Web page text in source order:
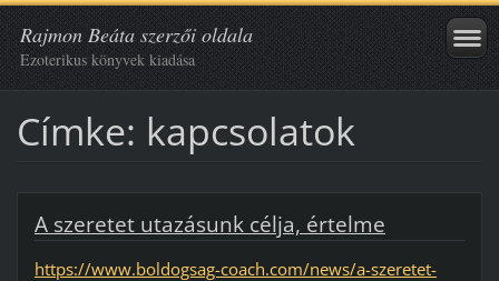
Rajmon Beáta szerzői oldala
Ezoterikus könyvek kiadása
Címke: kapcsolatok
A szeretet utazásunk célja, értelme
https://www.boldogsag-coach.com/news/a-szeretet-